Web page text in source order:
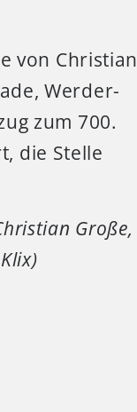
von Christian
Werder-
zum 700.
die Stelle
Große,